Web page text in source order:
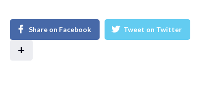
Share on Facebook Tweet on Twitter
+